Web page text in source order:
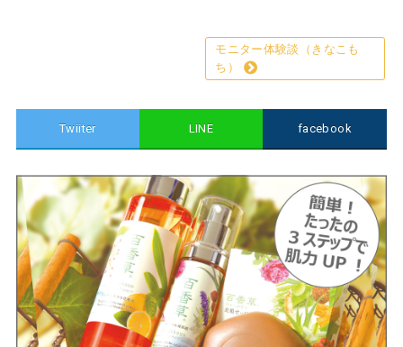
モニター体験談（きなこも
ち）
Twiiter LINE facebook